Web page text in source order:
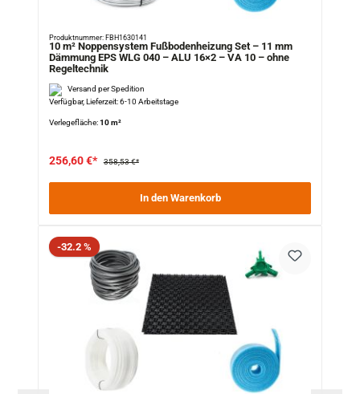
Produktnummer: FBH1630141
10 m² Noppensystem Fußbodenheizung Set – 11 mm
Dämmung EPS WLG 040 – ALU 16×2 – VA 10 – ohne
Regeltechnik
Versand per Spedition
Verfügbar, Lieferzeit: 6-10 Arbeitstage
Verlegefläche:10 m²
256,60 €* 358,53 €*
In den Warenkorb
Rabatt
-32.2 %